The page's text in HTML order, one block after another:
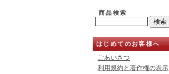
商品検索
はじめてのお客様へ
ごあいさつ
利用規約と著作権の表示